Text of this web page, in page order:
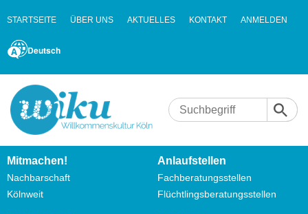
STARTSEITE ÜBER UNS AKTUELLES KONTAKT ANMELDEN
Deutsch
Mitmachen!
Nachbarschaft
Kölnweit
Anlaufstellen
Fachberatungsstellen
Flüchtlingsberatungsstellen